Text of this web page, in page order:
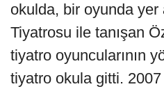
okulda, bir oyunda yer
Tiyatrosu ile tanışan
tiyatro oyuncularının
tiyatro okula gitti. 2007